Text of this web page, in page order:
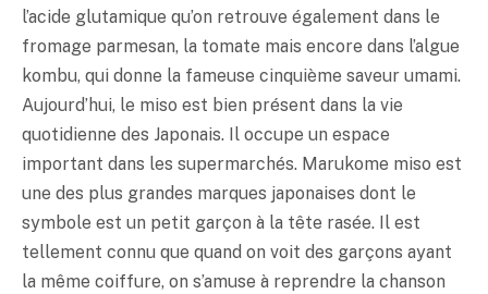
l’acide glutamique qu’on retrouve également dans le
fromage parmesan, la tomate mais encore dans l’algue
kombu, qui donne la fameuse cinquième saveur umami.
Aujourd’hui, le miso est bien présent dans la vie
quotidienne des Japonais. Il occupe un espace
important dans les supermarchés. Marukome miso est
une des plus grandes marques japonaises dont le
symbole est un petit garçon à la tête rasée. Il est
tellement connu que quand on voit des garçons ayant
la même coiffure, on s’amuse à reprendre la chanson